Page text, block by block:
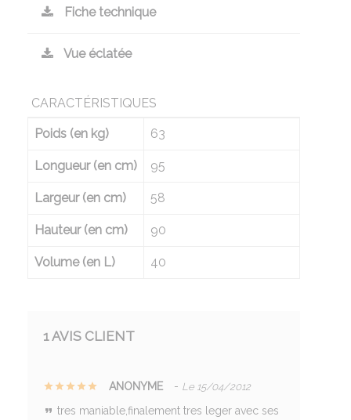
Fiche technique
Vue éclatée
CARACTÉRISTIQUES
Poids (en kg) 63
Longueur (en cm) 95
Largeur (en cm) 58
Hauteur (en cm) 90
Volume (en L) 40
1 AVIS CLIENT
ANONYME - Le 15/04/2012
tres maniable,finalement tres leger avec ses